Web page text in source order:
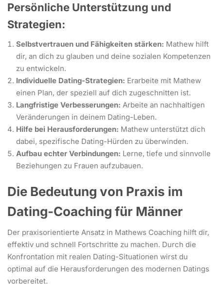
Persönliche Unterstützung und
Strategien:
Selbstvertrauen und Fähigkeiten stärken: Mathew hilft
dir, an dich zu glauben und deine sozialen Kompetenzen
zu entwickeln.
Individuelle Dating-Strategien: Erarbeite mit Mathew
einen Plan, der speziell auf dich zugeschnitten ist.
Langfristige Verbesserungen: Arbeite an nachhaltigen
Veränderungen in deinem Dating-Leben.
Hilfe bei Herausforderungen: Mathew unterstützt dich
dabei, spezifische Dating-Hürden zu überwinden.
Aufbau echter Verbindungen: Lerne, tiefe und sinnvolle
Beziehungen zu Frauen aufzubauen.
Die Bedeutung von Praxis im
Dating-Coaching für Männer
Der praxisorientierte Ansatz in Mathews Coaching hilft dir,
effektiv und schnell Fortschritte zu machen. Durch die
Konfrontation mit realen Dating-Situationen wirst du
optimal auf die Herausforderungen des modernen Datings
vorbereitet.